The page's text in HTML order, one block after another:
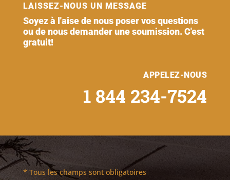
LAISSEZ-NOUS UN MESSAGE
Soyez à l'aise de nous poser vos questions
ou de nous demander une soumission. C'est
gratuit!
APPELEZ-NOUS
1 844 234-7524
* Tous les champs sont obligatoires